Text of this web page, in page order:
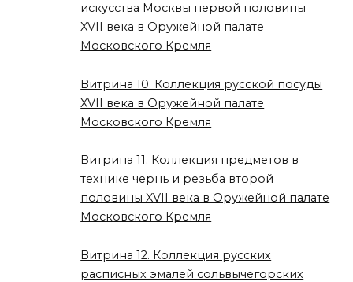
искусства Москвы первой половины
XVII века в Оружейной палате
Московского Кремля
Витрина 10. Коллекция русской посуды
XVII века в Оружейной палате
Московского Кремля
Витрина 11. Коллекция предметов в
технике чернь и резьба второй
половины XVII века в Оружейной палате
Московского Кремля
Витрина 12. Коллекция русских
расписных эмалей сольвычегорских